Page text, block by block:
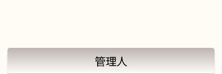
管理人